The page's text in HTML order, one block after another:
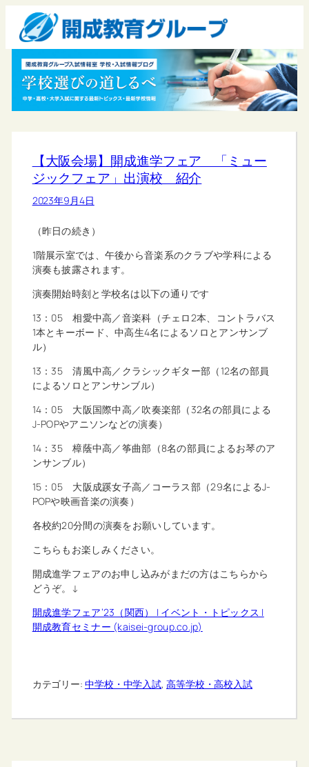
【大阪会場】開成進学フェア 「ミュー
ジックフェア」出演校 紹介
2023年9月4日
（昨日の続き）
1階展示室では、午後から音楽系のクラブや学科による
演奏も披露されます。
演奏開始時刻と学校名は以下の通りです
13：05 相愛中高／音楽科（チェロ2本、コントラバス
1本とキーボード、中高生4名によるソロとアンサンブ
ル）
13：35 清風中高／クラシックギター部（12名の部員
によるソロとアンサンブル）
14：05 大阪国際中高／吹奏楽部（32名の部員による
J-POPやアニソンなどの演奏）
14：35 樟蔭中高／筝曲部（8名の部員によるお琴のア
ンサンブル）
15：05 大阪成蹊女子高／コーラス部（29名によるJ-
POPや映画音楽の演奏）
各校約20分間の演奏をお願いしています。
こちらもお楽しみください。
開成進学フェアのお申し込みがまだの方はこちらから
どうぞ。↓
開成進学フェア’23（関西） | イベント・トピックス |
開成教育セミナー (kaisei-group.co.jp)
カテゴリー: 中学校・中学入試, 高等学校・高校入試